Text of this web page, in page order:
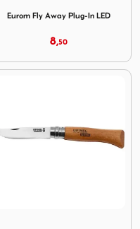
Eurom Fly Away Plug-In LED
8,50